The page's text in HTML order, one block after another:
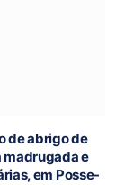
de abrigo de
madrugada e
em Posse-